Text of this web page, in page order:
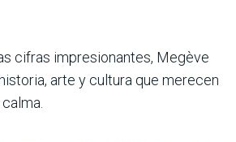
cifras impresionantes, Megève
arte y cultura que merecen